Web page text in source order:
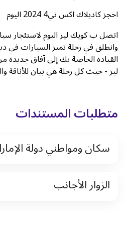
احجز كاديلاك اكس تي4 2024 اليوم
وانطلق في رحلة تميز السيارات في
القيادة الخاصة بك إلى آفاق جديدة
ليز - حيث كل رحلة هي بيان للأناقة
متطلبات المستندات
سكان ومواطني دولة
نسخة من تأشيرة الاقامة
الزوار الأجانب